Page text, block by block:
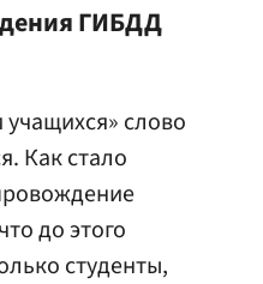
ГИБДД
учащихся» слово
Как стало
до этого
студенты,